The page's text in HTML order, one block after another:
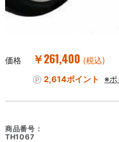
価格 ￥261,400 (税込)
2,614ポイント
※
商品番号：
TH1067